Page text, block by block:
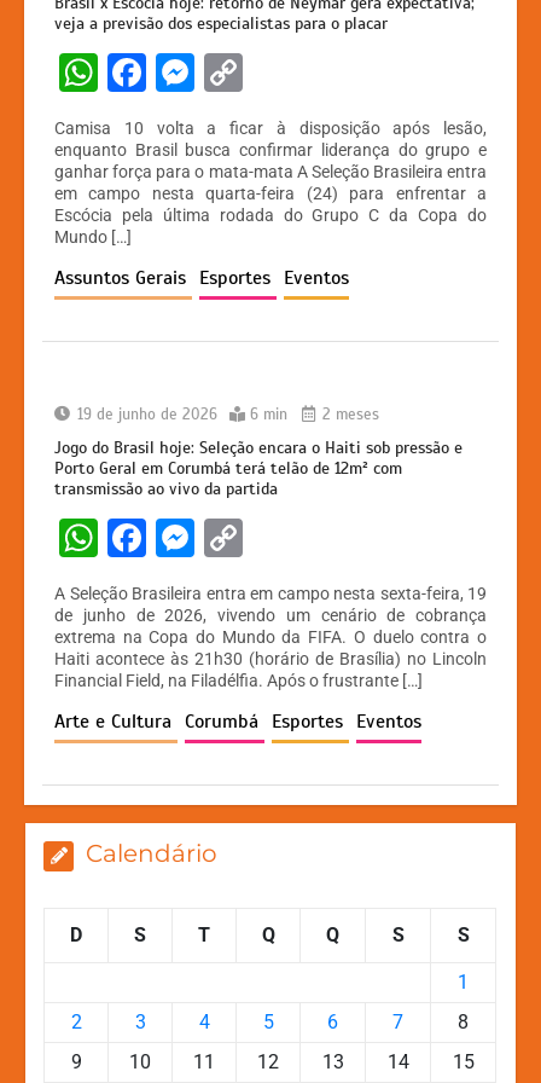
veja a previsão dos especialistas para o placar
W
at
s
A
p
p
F
c
e
b
o
o
k
M
s
s
e
n
g
er
p
y
Li
n
k
Camisa 10 volta a ficar à disposição após lesão,
enquanto Brasil busca confirmar liderança do grupo e
ganhar força para o mata-mata A Seleção Brasileira entra
em campo nesta quarta-feira (24) para enfrentar a
Escócia pela última rodada do Grupo C da Copa do
Mundo […]
Assuntos Gerais Esportes Eventos
19 de junho de 2026 6 min 2 meses
Jogo do Brasil hoje: Seleção encara o Haiti sob pressão e
Porto Geral em Corumbá terá telão de 12m² com
transmissão ao vivo da partida
W
h
at
s
A
p
F
c
e
b
o
k
M
s
s
e
n
er
p
y
Li
n
A Seleção Brasileira entra em campo nesta sexta-feira, 19
de junho de 2026, vivendo um cenário de cobrança
extrema na Copa do Mundo da FIFA. O duelo contra o
Haiti acontece às 21h30 (horário de Brasília) no Lincoln
Financial Field, na Filadélfia. Após o frustrante […]
Arte e Cultura Corumbá Esportes Eventos
Calendário
D S T Q Q S S
1
2
3 4 5 6 7
8
9
10 11 12 13 14 15